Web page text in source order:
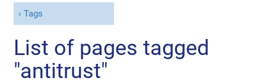
Tags
List of pages tagged
"antitrust"